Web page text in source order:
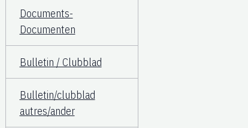
Documents-
Documenten
Bulletin / Clubblad
Bulletin/clubblad
autres/ander